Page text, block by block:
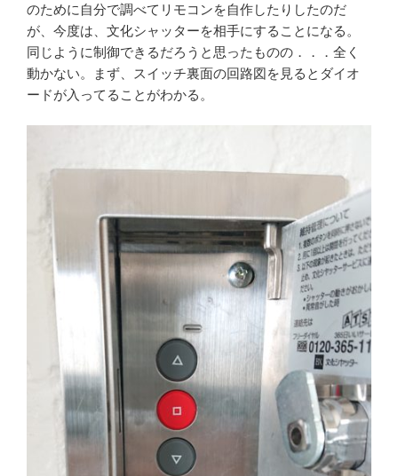
のために自分で調べてリモコンを自作したりしたのだ
が、今度は、文化シャッターを相手にすることになる。
同じように制御できるだろうと思ったものの．．．全く
動かない。まず、スイッチ裏面の回路図を見るとダイオ
ードが入ってることがわかる。